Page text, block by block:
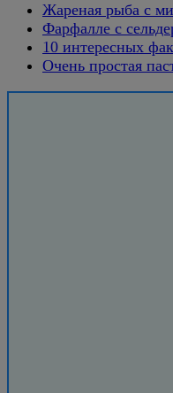
Жареная рыба с
Фарфалле с
10 интересных
Очень простая